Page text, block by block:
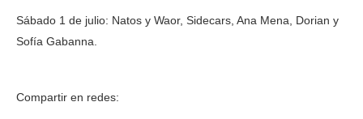
Sábado 1 de julio: Natos y Waor, Sidecars, Ana Mena, Dorian y
Sofía Gabanna.
Compartir en redes: